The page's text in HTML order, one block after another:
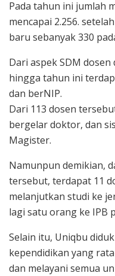
Pada tahun ini jumlah
mencapai 2.256.
baru sebanyak 330
Dari aspek SDM
hingga tahun ini
dan berNIP.
Dari 113 dosen
bergelar doktor, dan
Magister.
Namunpun demikian,
tersebut, terdapat 11
melanjutkan studi ke
lagi satu orang ke IPB
Selain itu, Uniqbu
kependidikan yang
dan melayani semua